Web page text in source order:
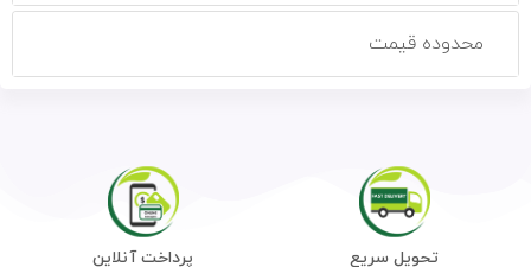
محدوده قیمت
تحویل سریع پرداخت آنلاین